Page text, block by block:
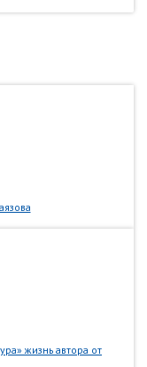
жизнь автора от